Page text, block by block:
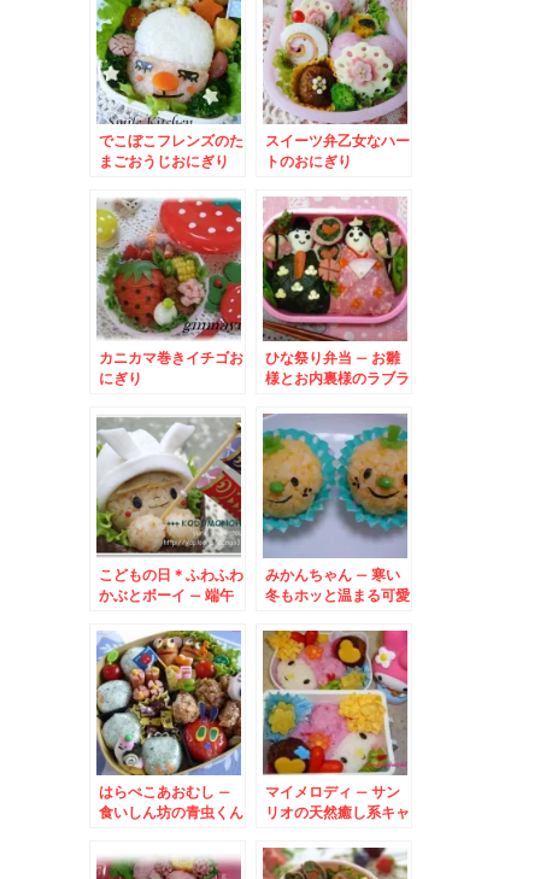
でこぼこフレンズのた
まごおうじおにぎり
スイーツ弁乙女なハー
トのおにぎり
カニカマ巻きイチゴお
にぎり
ひな祭り弁当 – お雛
様とお内裏様のラブラ
こどもの日＊ふわふわ
かぶとボーイ – 端午
で作った兜弁★
みかんちゃん – 寒い
冬もホッと温まる可愛
はらぺこあおむし –
食いしん坊の青虫くん
マイメロディ – サン
リオの天然癒し系キャ